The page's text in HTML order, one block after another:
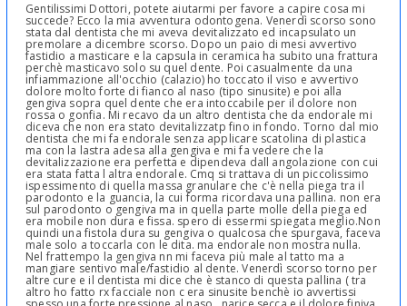
Gentilissimi Dottori, potete aiutarmi per favore a capire cosa mi
succede? Ecco la mia avventura odontogena. Venerdì scorso sono
stata dal dentista che mi aveva devitalizzato ed incapsulato un
premolare a dicembre scorso. Dopo un paio di mesi avvertivo
fastidio a masticare e la capsula in ceramica ha subito una frattura
perchè masticavo solo su quel dente. Poi casualmente da una
infiammazione all'occhio (calazio) ho toccato il viso e avvertivo
dolore molto forte di fianco al naso (tipo sinusite) e poi alla
gengiva sopra quel dente che era intoccabile per il dolore non
rossa o gonfia. Mi recavo da un altro dentista che da endorale mi
diceva che non era stato devitalizzatp fino in fondo. Torno dal mio
dentista che mi fa endorale senza applicare scatolina di plastica
ma con la lastra adesa alla gengiva e mi fa vedere che la
devitalizzazione era perfetta e dipendeva dall angolazione con cui
era stata fatta l altra endorale. Cmq si trattava di un piccolissimo
ispessimento di quella massa granulare che c'è nella piega tra il
parodonto e la guancia, la cui forma ricordava una pallina. non era
sul parodonto o gengiva ma in quella parte molle della piega ed
era mobile non dura e fissa. spero di essermi spiegata meglio.Non
quindi una fistola dura su gengiva o qualcosa che spurgava, faceva
male solo a toccarla con le dita. ma endorale non mostra nulla.
Nel frattempo la gengiva nn mi faceva più male al tatto ma a
mangiare sentivo male/fastidio al dente. Venerdì scorso torno per
altre cure e il dentista mi dice che è stanco di questa pallina ( tra
altro ho fatto rx facciale non c era sinusite benchè io avvertissi